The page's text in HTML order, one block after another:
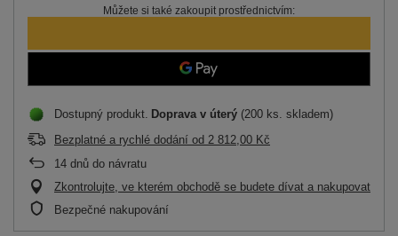
Můžete si také zakoupit prostřednictvím:
Dostupný produkt Doprava v úterý (200 ks. skladem)
Bezplatné a rychlé dodání od 2 812,00 Kč
14 dnů do návratu
Zkontrolujte, ve kterém obchodě se budete dívat a nakupovat
Bezpečné nakupování